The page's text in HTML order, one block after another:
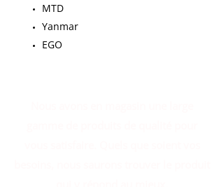
MTD
Yanmar
EGO